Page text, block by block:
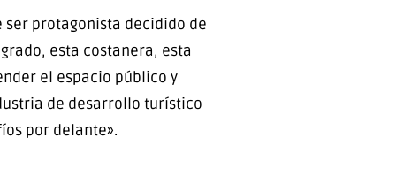
protagonista decidido de
esta costanera, esta
el espacio público y
de desarrollo turístico
por delante».